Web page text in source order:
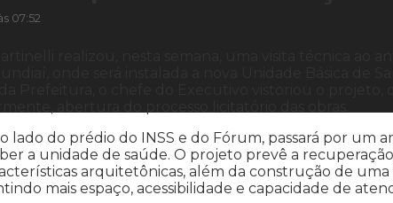
07:52
lado do prédio do INSS e do Fórum, passará por um
a unidade de saúde. O projeto prevê a
arquitetônicas, além da construção de
mais espaço, acessibilidade e capacidade de